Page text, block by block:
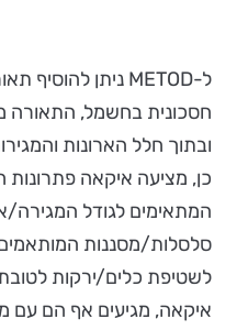
חסכונית בחשמל, התאורה
ובתוך חלל הארונות
כן, מציעה איקאה
המתאימים לגודל המגירה/
סלסלות/מסננות
לשטיפת כלים/ירקות
איקאה, מגיעים אף הם עם